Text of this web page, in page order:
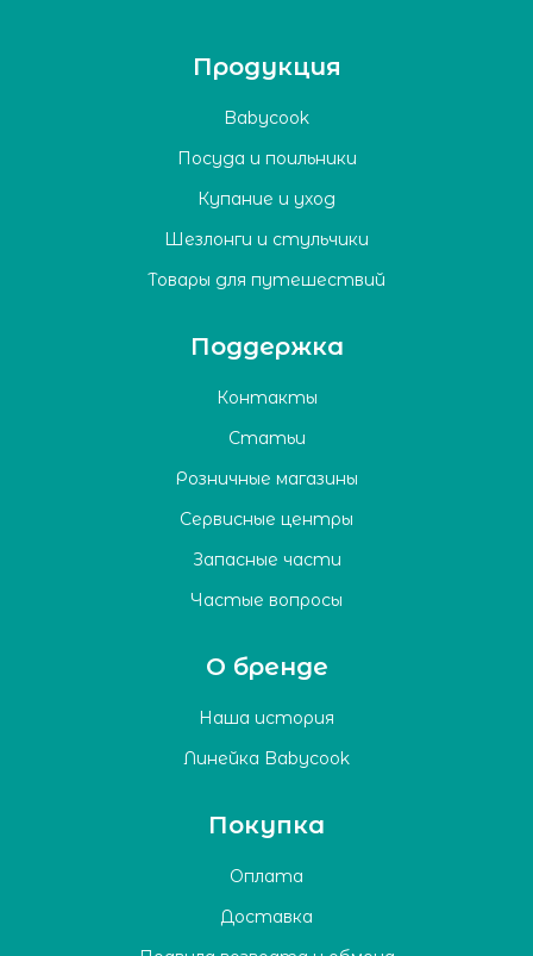
Продукция
Babycook
Посуда и поильники
Купание и уход
Шезлонги и стульчики
Товары для путешествий
Поддержка
Контакты
Статьи
Розничные магазины
Сервисные центры
Запасные части
Частые вопросы
О бренде
Наша история
Линейка Babycook
Покупка
Оплата
Доставка